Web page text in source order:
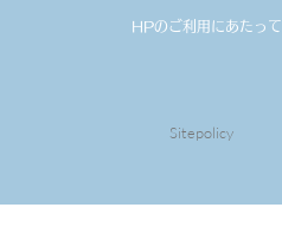
HPのご利用にあたって
Sitepolicy